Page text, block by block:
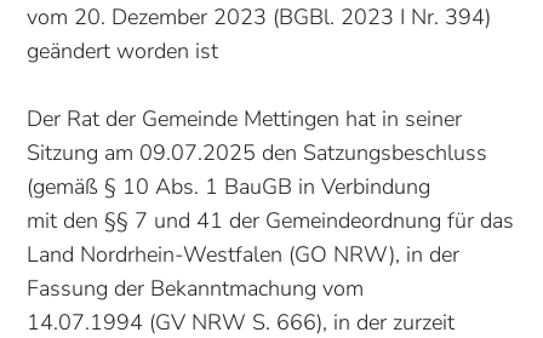
vom 20. Dezember 2023 (BGBl. 2023 I Nr. 394)
geändert worden ist
Der Rat der Gemeinde Mettingen hat in seiner
Sitzung am 09.07.2025 den Satzungsbe­schluss
(gemäß § 10 Abs. 1 BauGB in Verbindung
mit den §§ 7 und 41 der Gemeindeordnung für das
Land Nordrhein-Westfalen (GO NRW), in der
Fassung der Bekannt­machung vom
14.07.1994 (GV NRW S. 666), in der zurzeit